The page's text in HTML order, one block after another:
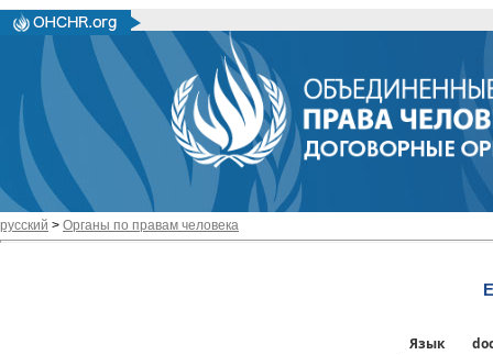
русский > Органы по правам человека
Язык